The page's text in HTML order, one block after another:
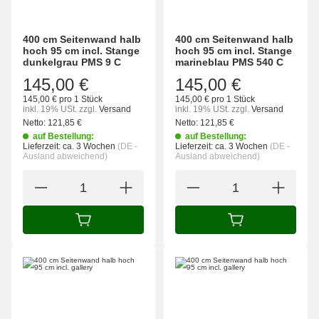
400 cm Seitenwand halb
hoch 95 cm incl. Stange
dunkelgrau PMS 9 C
145,00 €
145,00 € pro 1 Stück
inkl. 19% USt. zzgl. Versand
Netto: 121,85 €
auf Bestellung:
Lieferzeit: ca. 3 Wochen (DE -
Ausland abweichend)
IN DEN WARENKORB
400 cm Seitenwand halb
hoch 95 cm incl. Stange
marineblau PMS 540 C
145,00 €
145,00 € pro 1 Stück
inkl. 19% USt. zzgl. Versand
Netto: 121,85 €
auf Bestellung:
Lieferzeit: ca. 3 Wochen (DE -
Ausland abweichend)
IN DEN